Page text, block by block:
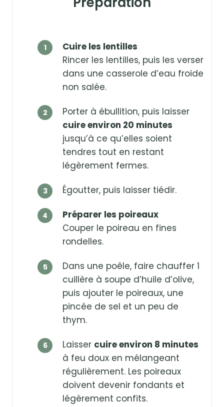
Cuire les lentilles
Rincer les lentilles, puis les verser
dans une casserole d’eau froide
non salée.
Porter à ébullition, puis laisser
cuire environ 20 minutes
jusqu’à ce qu’elles soient
tendres tout en restant
légèrement fermes.
Égoutter, puis laisser tiédir.
Préparer les poireaux
Couper le poireau en fines
rondelles.
Dans une poêle, faire chauffer 1
cuillère à soupe d’huile d’olive,
puis ajouter le poireaux, une
pincée de sel et un peu de
thym.
Laisser cuire environ 8 minutes
à feu doux en mélangeant
régulièrement. Les poireaux
doivent devenir fondants et
légèrement confits.